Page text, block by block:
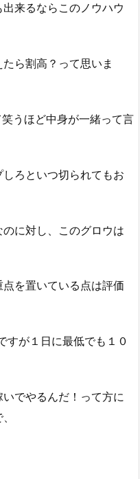
来るならこのノウハウ
ら割高？って思いま
うほど中身が一緒って言
ろといつ切られてもお
に対し、このグロウは
を置いている点は評価
すが１日に最低でも１０
でやるんだ！って方に